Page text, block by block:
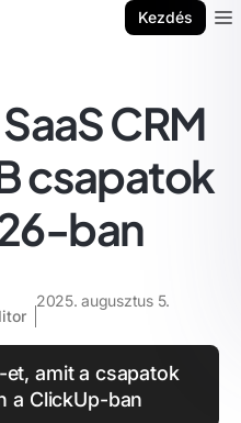
Kezdés
CRM
csapatok
ban
2025. augusztus 5.
et, amit a csapatok
a ClickUp-ban